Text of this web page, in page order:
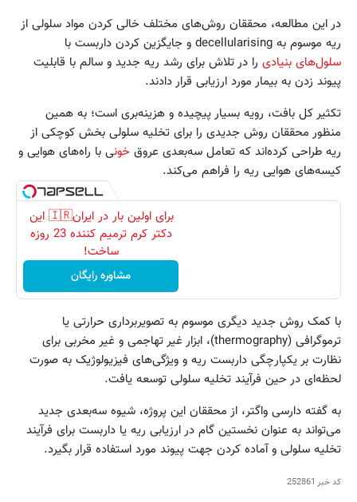
در این مطالعه، محققان روش‌های مختلف خالی کردن مواد سلولی از
ریه موسوم به decellularising و جایگزین کردن داربست با
سلول‌های بنیادی را در تلاش برای رشد ریه جدید و سالم با قابلیت
پیوند زدن به بیمار مورد ارزیابی قرار دادند.
تکثیر کل بافت، رویه بسیار پیچیده و هزینه‌بری است؛ به همین
منظور محققان روش جدیدی را برای تخلیه سلولی بخش کوچکی از
ریه طراحی کرده‌اند که تعامل سه‌بعدی عروق خونی با راه‌های هوایی و
کیسه‌های هوایی ریه را فراهم می‌کند.
برای اولین بار در ایران🇮🇷 این
دکتر کرم ترمیم کننده 23 روزه
ساخت!
مشاوره رایگان
با کمک روش جدید دیگری موسوم به تصویربرداری حرارتی یا
ترموگرافی (thermography)، ابزار غیر تهاجمی و غیر مخربی برای
نظارت بر یکپارچگی داربست ریه و ویژگی‌های فیزیولوژیک به صورت
لحظه‌ای در حین فرآیند تخلیه سلولی توسعه یافت.
به گفته دارسی واگتر، از محققان این پروژه، شیوه سه‌بعدی جدید
می‌تواند به عنوان نخستین گام در ارزیابی ریه یا داربست برای فرآیند
تخلیه سلولی و آماده کردن جهت پیوند مورد استفاده قرار بگیرد.
کد خبر 252861